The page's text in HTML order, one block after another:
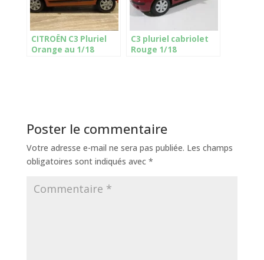
CITROËN C3 Pluriel
Orange au 1/18
C3 pluriel cabriolet
Rouge 1/18
Poster le commentaire
Votre adresse e-mail ne sera pas publiée. Les champs
obligatoires sont indiqués avec *